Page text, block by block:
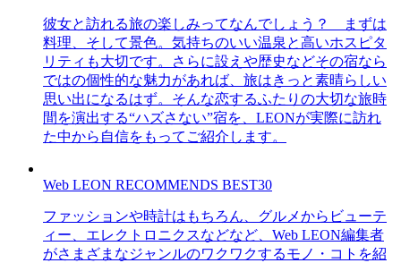
彼女と訪れる旅の楽しみってなんでしょう？ まずは
料理、そして景色。気持ちのいい温泉と高いホスピタ
リティも大切です。さらに設えや歴史などその宿なら
ではの個性的な魅力があれば、旅はきっと素晴らしい
思い出になるはず。そんな恋するふたりの大切な旅時
間を演出する“ハズさない”宿を、LEONが実際に訪れ
た中から自信をもってご紹介します。
Web LEON RECOMMENDS BEST30
ファッションや時計はもちろん、グルメからビューテ
ィー、エレクトロニクスなどなど、Web LEON編集者
がさまざまなジャンルのワクワクするモノ・コトを紹